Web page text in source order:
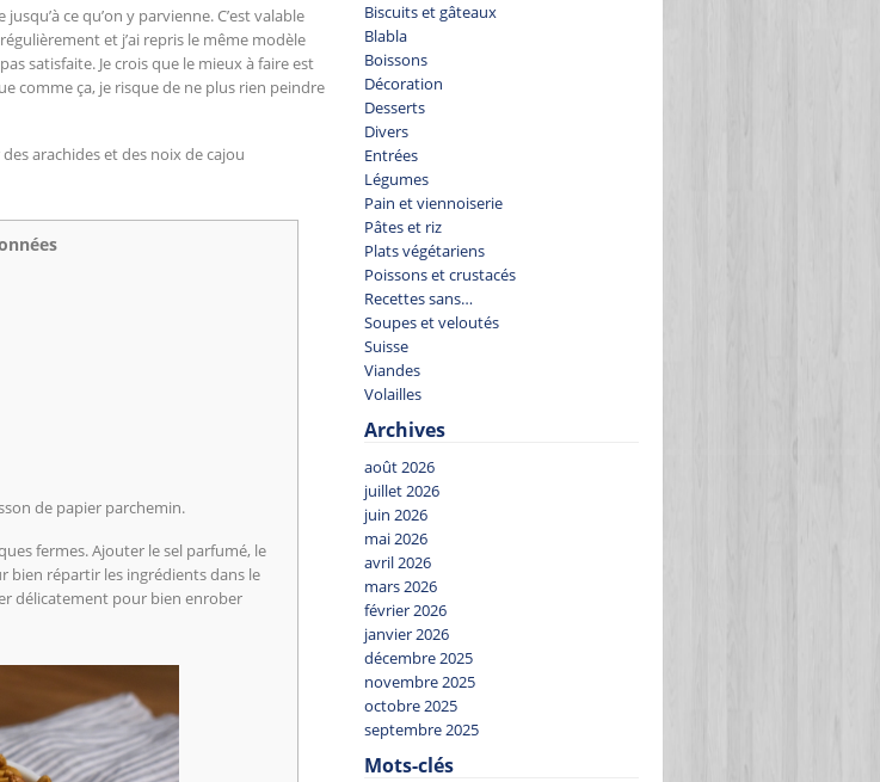
ce qu’on y parvienne. C’est valable
et j’ai repris le même modèle
satisfaite. Je crois que le mieux à faire est
comme ça, je risque de ne plus rien peindre
arachides et des noix de cajou
de papier parchemin.
fermes. Ajouter le sel parfumé, le
bien répartir les ingrédients dans le
délicatement pour bien enrober
Biscuits et gâteaux
Blabla
Boissons
Décoration
Desserts
Divers
Entrées
Légumes
Pain et viennoiserie
Pâtes et riz
Plats végétariens
Poissons et crustacés
Recettes sans…
Soupes et veloutés
Suisse
Viandes
Volailles
Archives
août 2026
juillet 2026
juin 2026
mai 2026
avril 2026
mars 2026
février 2026
janvier 2026
décembre 2025
novembre 2025
octobre 2025
septembre 2025
Mots-clés